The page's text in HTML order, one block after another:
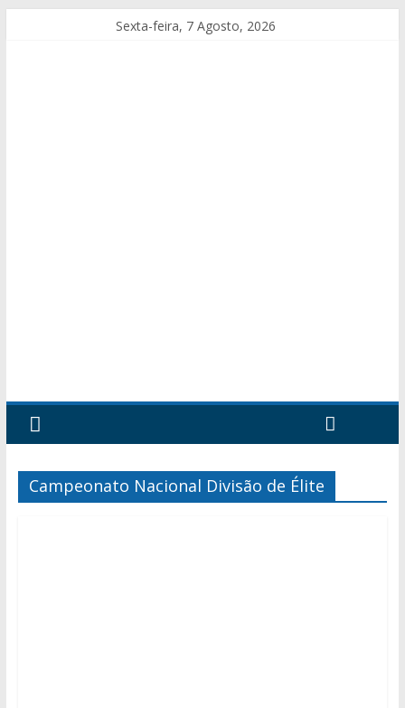
Sexta-feira, 7 Agosto, 2026
Campeonato Nacional Divisão de Élite